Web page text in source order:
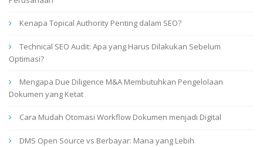
Kenapa Topical Authority Penting dalam SEO?
Technical SEO Audit: Apa yang Harus Dilakukan Sebelum
Optimasi?
Mengapa Due Diligence M&A Membutuhkan Pengelolaan
Dokumen yang Ketat
Cara Mudah Otomasi Workflow Dokumen menjadi Digital
DMS Open Source vs Berbayar: Mana yang Lebih